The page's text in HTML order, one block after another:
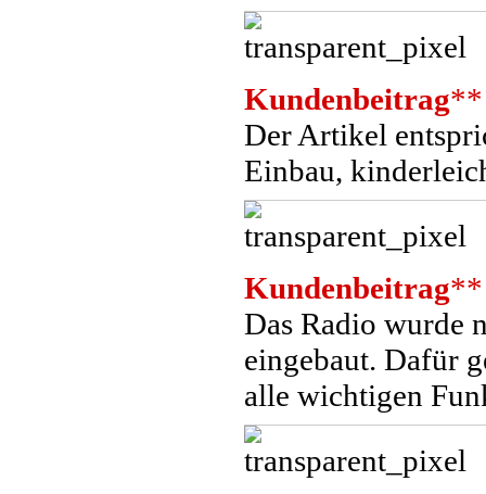
Kundenbeitrag**
Der Artikel
Einbau,
Kundenbeitrag**
Das Radio wurde
eingebaut. Dafür
alle wichtigen